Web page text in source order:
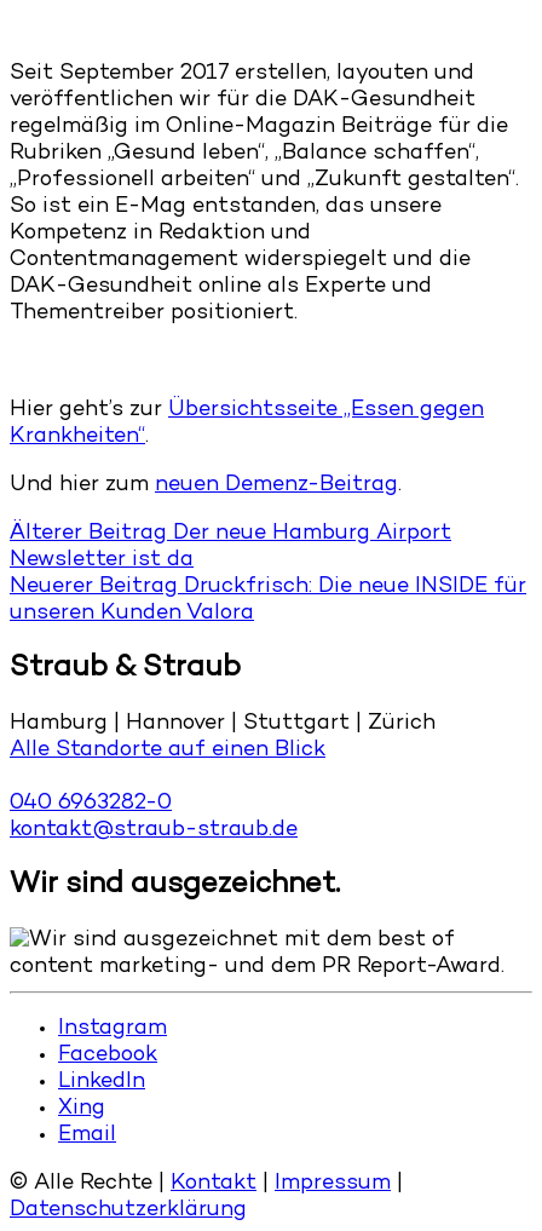
Seit September 2017 erstellen, layouten und
veröffentlichen wir für die DAK-Gesundheit
regelmäßig im Online-Magazin Beiträge für die
Rubriken „Gesund leben“, „Balance schaffen“,
„Professionell arbeiten“ und „Zukunft gestalten“.
So ist ein E-Mag entstanden, das unsere
Kompetenz in Redaktion und
Contentmanagement widerspiegelt und die
DAK-Gesundheit online als Experte und
Thementreiber positioniert.
Hier geht’s zur Übersichtsseite „Essen gegen
Krankheiten“.
Und hier zum neuen Demenz-Beitrag.
Älterer Beitrag Der neue Hamburg Airport
Newsletter ist da
Neuerer Beitrag Druckfrisch: Die neue INSIDE für
unseren Kunden Valora
Straub & Straub
Hamburg | Hannover | Stuttgart | Zürich
Alle Standorte auf einen Blick
040 6963282-0
kontakt@straub-straub.de
Wir sind ausgezeichnet.
Instagram
Facebook
LinkedIn
Xing
Email
© Alle Rechte | Kontakt Impressum
Datenschutzerklärung